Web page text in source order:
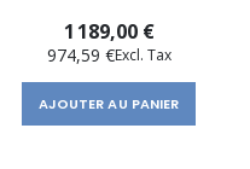
1 189,00 €
974,59 €
AJOUTER AU PANIER